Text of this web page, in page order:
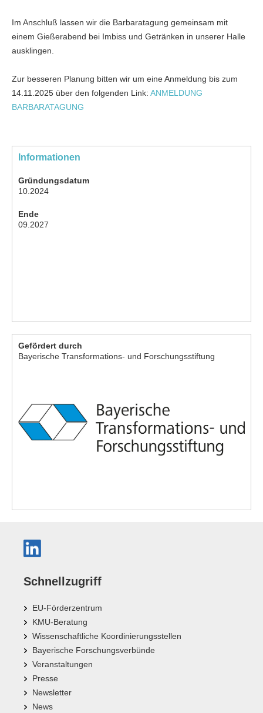
Im Anschluß lassen wir die Barbaratagung gemeinsam mit
einem Gießerabend bei Imbiss und Getränken in unserer Halle
ausklingen.
Zur besseren Planung bitten wir um eine Anmeldung bis zum
14.11.2025 über den folgenden Link: ANMELDUNG
BARBARATAGUNG
Informationen
Gründungsdatum
10.2024
Ende
09.2027
Gefördert durch
Bayerische Transformations- und Forschungsstiftung
Schnellzugriff
EU-Förderzentrum
KMU-Beratung
Wissenschaftliche Koordinierungsstellen
Bayerische Forschungsverbünde
Veranstaltungen
Presse
Newsletter
News